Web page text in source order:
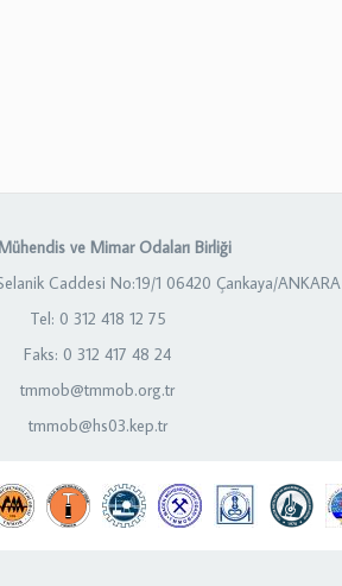
ve Mimar Odaları Birliği
Caddesi No:19/1 06420 Çankaya/ANKARA
Tel: 0 312 418 12 75
Faks: 0 312 417 48 24
tmmob@tmmob.org.tr
tmmob@hs03.kep.tr